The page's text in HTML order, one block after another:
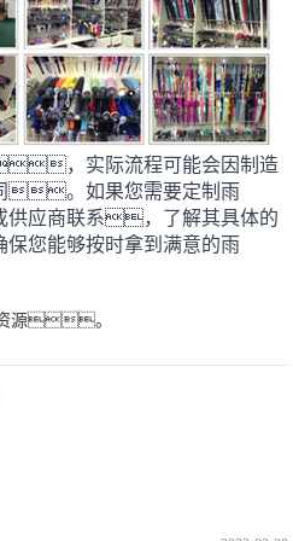
，实际流程可能会因制造
。如果您需要定制雨
应商联系，了解其具体的
您能够按时拿到满意的雨
资源。